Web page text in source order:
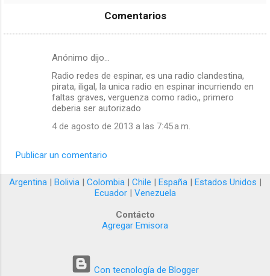
Comentarios
a
r
Anónimo dijo…
Radio redes de espinar, es una radio clandestina,
pirata, iligal, la unica radio en espinar incurriendo en
faltas graves, verguenza como radio,, primero
deberia ser autorizado
4 de agosto de 2013 a las 7:45 a.m.
Publicar un comentario
Argentina| Bolivia| Colombia| Chile | España| Estados Unidos |
Ecuador| Venezuela
Contácto
Agregar Emisora
Con tecnología de Blogger